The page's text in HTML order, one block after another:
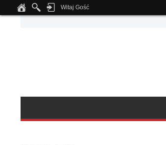
Notice: Undefined index: tapatalk_body_hook in
Witaj Gość